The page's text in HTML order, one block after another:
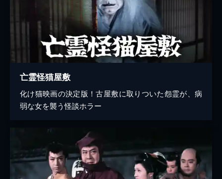
亡霊怪猫屋敷
化け猫映画の決定版！古屋敷に取りついた怨霊が、病
弱な女を襲う怪談ホラー